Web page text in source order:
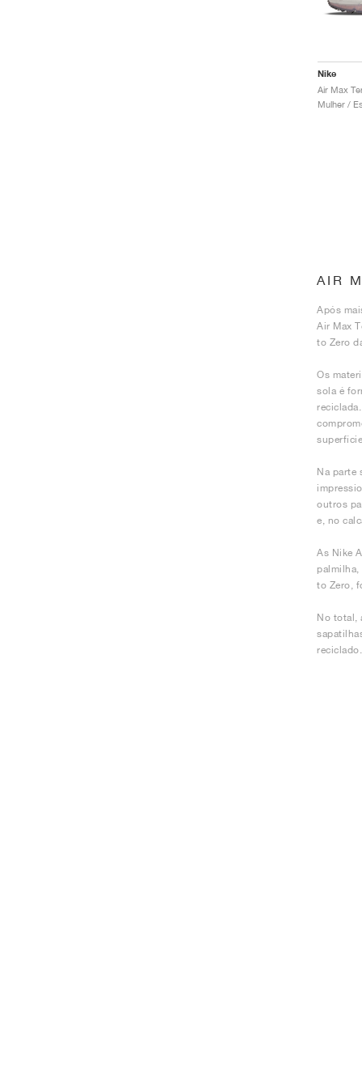
Nike
AIR
Após
Air Max
to Zero
Os
sola é
Na parte
outros
e, no
As Nike
to Zero,
No total,